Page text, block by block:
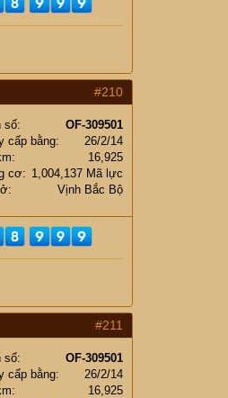
#210
số
OF-309501
cấp bằng
26/2/14
16,925
cơ
1,004,137 Mã lực
Vịnh Bắc Bộ
#211
số
OF-309501
cấp bằng
26/2/14
16,925